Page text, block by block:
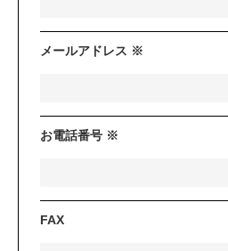
メールアドレス ※
お電話番号 ※
FAX